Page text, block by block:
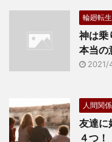
輪廻転
神は乗
本当の
2021/
人間関
友達に
４つ！